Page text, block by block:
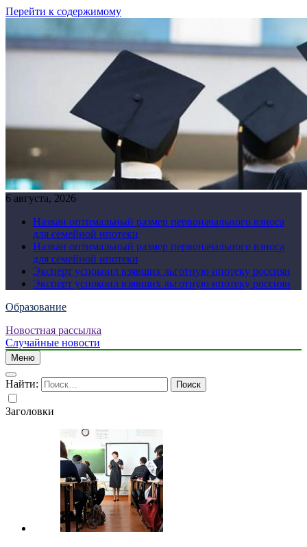
Перейти к содержимому
6 августа, 2026
Назван оптимальный размер первоначального взноса
для семейной ипотеки
Назван оптимальный размер первоначального взноса
для семейной ипотеки
Эксперт успокоил взявших льготную ипотеку россиян
Эксперт успокоил взявших льготную ипотеку россиян
Образование
Новостная рассылка
Случайные новости
Меню
Найти:
Заголовки